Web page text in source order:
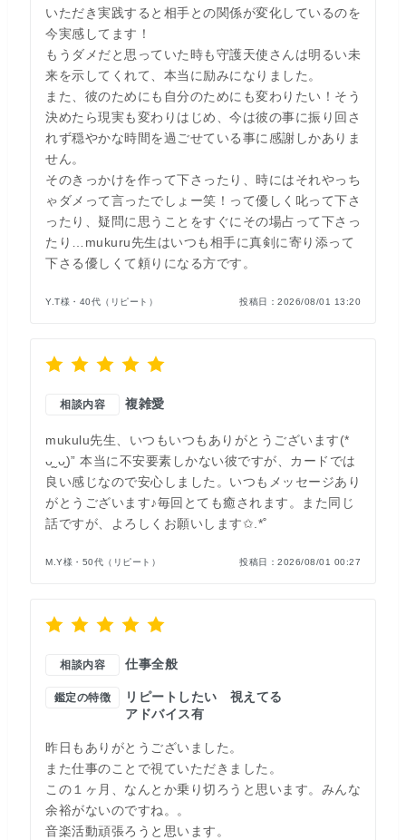
いただき実践すると相手との関係が変化しているのを
今実感してます！
もうダメだと思っていた時も守護天使さんは明るい未
来を示してくれて、本当に励みになりました。
また、彼のためにも自分のためにも変わりたい！そう
決めたら現実も変わりはじめ、今は彼の事に振り回さ
れず穏やかな時間を過ごせている事に感謝しかありま
せん。
そのきっかけを作って下さったり、時にはそれやっち
ゃダメって言ったでしょー笑！って優しく叱って下さ
ったり、疑問に思うことをすぐにその場占って下さっ
たり…mukuru先生はいつも相手に真剣に寄り添って
下さる優しくて頼りになる方です。
Y.T様・40代（リピート） 投稿日： 2026/08/01 13:20
相談内容 複雑愛
mukulu先生、いつもいつもありがとうございます(*
ᴗ͈ˬᴗ͈)” 本当に不安要素しかない彼ですが、カードでは
良い感じなので安心しました。いつもメッセージあり
がとうございます♪毎回とても癒されます。また同じ
話ですが、よろしくお願いします✩.*˚
M.Y様・50代（リピート） 投稿日： 2026/08/01 00:27
相談内容 仕事全般
鑑定の特徴 リピートしたい
視えてる
アドバイス有
昨日もありがとうございました。
また仕事のことで視ていただきました。
この１ヶ月、なんとか乗り切ろうと思います。みんな
余裕がないのですね。。
音楽活動頑張ろうと思います。